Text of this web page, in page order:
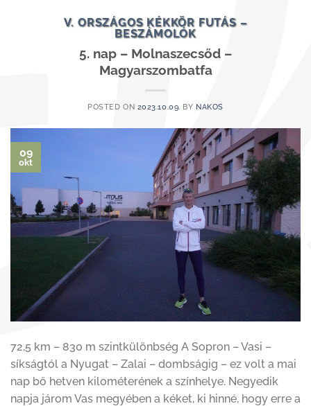
V. ORSZÁGOS KÉKKÖR FUTÁS –
BESZÁMOLÓK
5. nap – Molnaszecsőd –
Magyarszombatfa
POSTED ON 2023.10.09. BY NAKOS
09
okt
72,5 km – 830 m szintkülönbség A Sopron – Vasi –
síkságtól a Nyugat – Zalai – dombságig – ez volt a mai
nap bő hetven kilométerének a színhelye. Negyedik
napja járom Vas megyében a kéket, ki hinné, hogy erre a